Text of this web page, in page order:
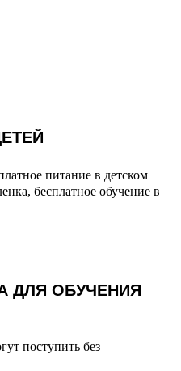
питание в детском
бесплатное обучение в
ДЛЯ ОБУЧЕНИЯ
поступить без